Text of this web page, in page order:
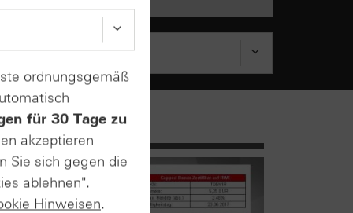
ordnungsgemäß
für 30 Tage zu
akzeptieren
Sie sich gegen die
ablehnen".
Hinweisen.